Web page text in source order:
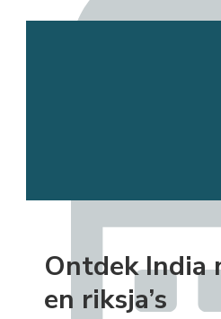
Ontdek India
en riksja’s